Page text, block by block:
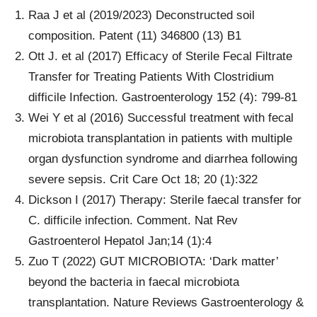
Raa J et al (2019/2023) Deconstructed soil
composition. Patent (11) 346800 (13) B1
Ott J. et al (2017) Efficacy of Sterile Fecal Filtrate
Transfer for Treating Patients With Clostridium
difficile Infection. Gastroenterology 152 (4): 799-81
Wei Y et al (2016) Successful treatment with fecal
microbiota transplantation in patients with multiple
organ dysfunction syndrome and diarrhea following
severe sepsis. Crit Care Oct 18; 20 (1):322
Dickson I (2017) Therapy: Sterile faecal transfer for
C. difficile infection. Comment. Nat Rev
Gastroenterol Hepatol Jan;14 (1):4
Zuo T (2022) GUT MICROBIOTA: ‘Dark matter’
beyond the bacteria in faecal microbiota
transplantation. Nature Reviews Gastroenterology &